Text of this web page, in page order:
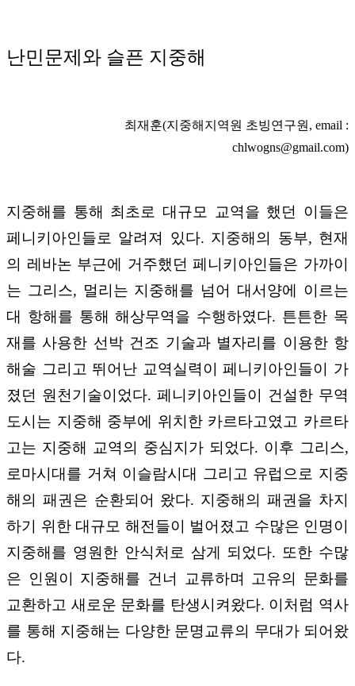
난민문제와 슬픈 지중해
최재훈(지중해지역원 초빙연구원, email :
chlwogns@gmail.com)
지중해를 통해 최초로 대규모 교역을 했던 이들은
페니키아인들로 알려져 있다. 지중해의 동부, 현재
의 레바논 부근에 거주했던 페니키아인들은 가까이
는 그리스, 멀리는 지중해를 넘어 대서양에 이르는
대 항해를 통해 해상무역을 수행하였다. 튼튼한 목
재를 사용한 선박 건조 기술과 별자리를 이용한 항
해술 그리고 뛰어난 교역실력이 페니키아인들이 가
졌던 원천기술이었다. 페니키아인들이 건설한 무역
도시는 지중해 중부에 위치한 카르타고였고 카르타
고는 지중해 교역의 중심지가 되었다. 이후 그리스,
로마시대를 거쳐 이슬람시대 그리고 유럽으로 지중
해의 패권은 순환되어 왔다. 지중해의 패권을 차지
하기 위한 대규모 해전들이 벌어졌고 수많은 인명이
지중해를 영원한 안식처로 삼게 되었다. 또한 수많
은 인원이 지중해를 건너 교류하며 고유의 문화를
교환하고 새로운 문화를 탄생시켜왔다. 이처럼 역사
를 통해 지중해는 다양한 문명교류의 무대가 되어왔
다.